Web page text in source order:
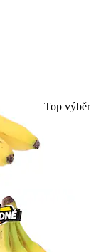
Top výběr